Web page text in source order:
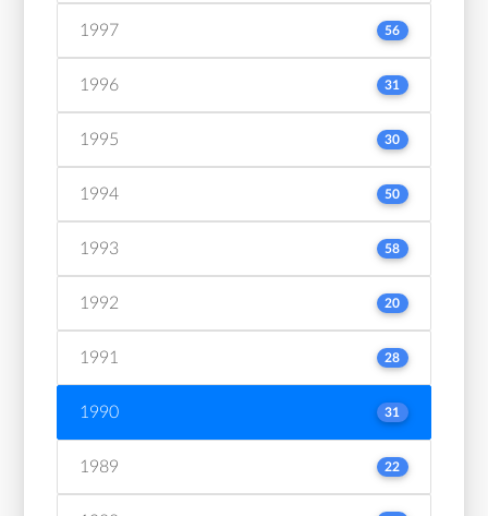
1997 56
1996 31
1995 30
1994 50
1993 58
1992 20
1991 28
1990 31
1989 22